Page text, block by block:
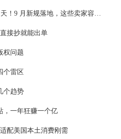
9 月新规落地，这些卖家容易踩坑
接抄就能出单
权问题
个雷区
个趋势
，一年狂赚一个亿
配美国本土消费刚需